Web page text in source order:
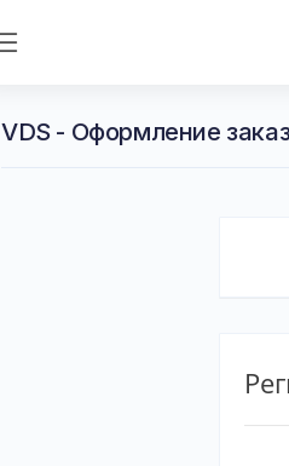
VDS - Оформление